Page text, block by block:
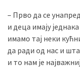
– Прво да се
и деца имају
имамо тај неки
да ради од нас и
и то нам је